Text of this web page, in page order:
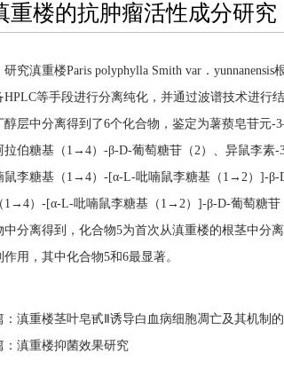
楼的抗肿瘤活性成分研究
研究滇重楼Paris polyphylla Smith var．
HPLC等手段进行分离纯化，并通过波谱技术进行
醇层中分离得到了6个化合物，鉴定为薯蓣皂苷
拉伯糖基（1→4）-β-D-葡萄糖苷（2）、异鼠李
鼠李糖基（1→4）-[α-L-吡喃鼠李糖基（1→2）]-
1→4）-[α-L-吡喃鼠李糖基（1→2）]-β-D-葡萄糖苷
中分离得到，化合物5为首次从滇重楼的根茎中分
作用，其中化合物5和6最显著。
滇重楼茎叶皂甙Ⅱ诱导白血病细胞凋亡及其机制
滇重楼抑菌效果研究